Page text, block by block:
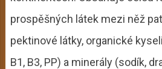
prospěšných látek mezi něž
pektinové látky, organické
B1, B3, PP) a minerály (sodík,